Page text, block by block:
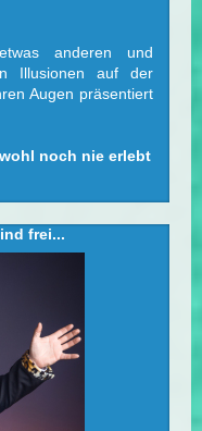
anderen und
Illusionen auf der
Augen präsentiert
noch nie erlebt
frei...